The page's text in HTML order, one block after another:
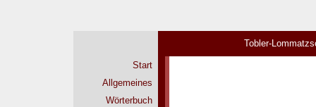
Tobler-
Start
Allgemeines
Wörterbuch